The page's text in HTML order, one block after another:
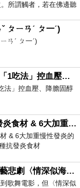
所謂觸者，若在佛邊聽
ㄆㄧㄢˊ ㄆ一ˊ)
ㄢˊ ㄆ一ˊ)
不只少吃鹽！專家曝「1吃法」控血壓、降膽固醇 - 得舒飲食(DASH Diet)
法」控血壓、降膽固醇
dietitiansophia/posts/
欣儀營養師 - 6種抗發炎食材 & 6大加重慢性發炎的飲食習慣
& 6大加重慢性發炎的
抗發炎食材
photo/?fbid=147
AI27歲的葛蘭主演文藝悲劇〈情深似海〉 #戀上老電影 #葛蘭 #粟子
歌舞電影，但〈情深似